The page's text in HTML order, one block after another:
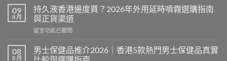
威
壯
Levitra
效
評
價：
09
8 月
持久液香港邊度買？2026年外用延時噴霧選購指南
與正貨渠道
在
久
液
留言功能已關閉
08
8 月
男士保健品推介2026｜香港5款熱門男士保健品真實